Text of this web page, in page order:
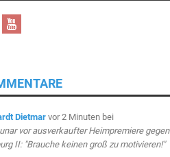
Dietmar vor 2 Minuten bei
vor ausverkaufter Heimpremiere gegen
II: "Brauche keinen groß zu motivieren!"